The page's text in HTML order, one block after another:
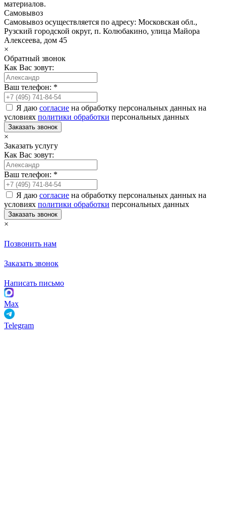
материалов.
Самовывоз
Самовывоз осуществляется по адресу: Московская обл.,
Рузский городской округ, п. Колюбакино, улица Майора
Алексеева, дом 45
×
Обратный звонок
Как Вас зовут:
Ваш телефон: *
Я даю согласие на обработку персональных данных на
условиях политики обработки персональных данных
Заказать звонок
×
Заказать услугу
Как Вас зовут:
Ваш телефон: *
Я даю согласие на обработку персональных данных на
условиях политики обработки персональных данных
Заказать звонок
×
Позвонить нам
Заказать звонок
Написать письмо
Max
Telegram